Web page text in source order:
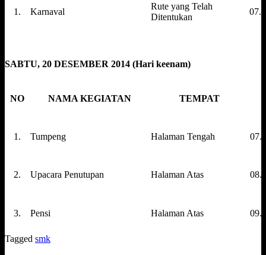
1. Karnaval
Rute yang Telah
Ditentukan
SABTU, 20 DESEMBER 2014 (Hari keenam)
NO NAMA KEGIATAN TEMPAT
1. Tumpeng Halaman Tengah
2. Upacara Penutupan Halaman Atas
3. Pensi Halaman Atas
Tagged smk